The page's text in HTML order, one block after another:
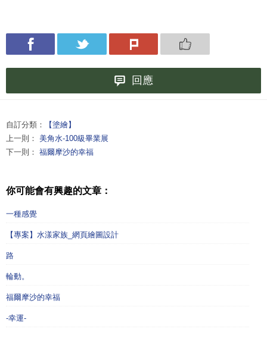
回應
自訂分類：
【塗繪】
上一則： 美角水-100級畢業展
下一則： 福爾摩沙的幸福
你可能會有興趣的文章：
一種感覺
【專案】水漾家族_網頁繪圖設計
路
輪動。
福爾摩沙的幸福
-幸運-